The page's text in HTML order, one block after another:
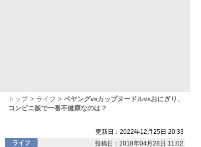
トップ ライフ
ペヤングvsカップヌードルvsおにぎり、
コンビニ飯で一番不健康なのは？
更新日：2022年12月25日 20:33
ライフ
投稿日：2018年04月28日 11:02